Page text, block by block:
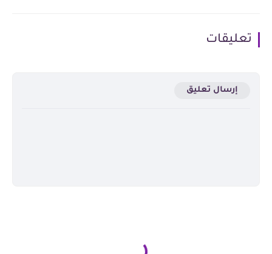
تعليقات
إرسال تعليق